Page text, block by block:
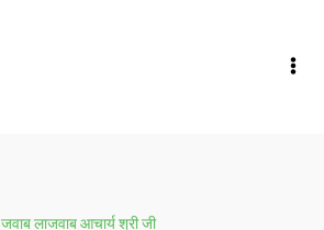
जवाब लाजवाब आचार्य श्री जी